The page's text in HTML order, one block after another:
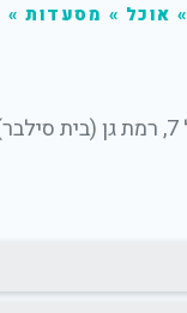
» אוכל » מסעדות »